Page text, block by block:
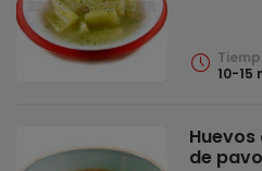
10-15
de pavo